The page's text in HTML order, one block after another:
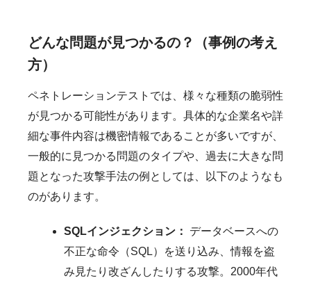
どんな問題が見つかるの？（事例の考え
方）
ペネトレーションテストでは、様々な種類の脆弱性
が見つかる可能性があります。具体的な企業名や詳
細な事件内容は機密情報であることが多いですが、
一般的に見つかる問題のタイプや、過去に大きな問
題となった攻撃手法の例としては、以下のようなも
のがあります。
SQLインジェクション：
データベースへの
不正な命令（SQL）を送り込み、情報を盗
み見たり改ざんしたりする攻撃。2000年代